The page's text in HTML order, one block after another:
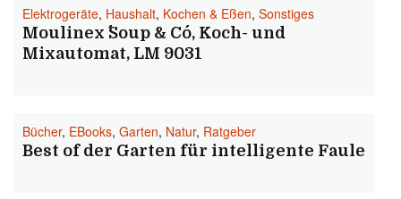
Elektrogeräte, Haushalt, Kochen & Eßen, Sonstiges
Moulinex ´´Soup & Co´´, Koch- und
Mixautomat, LM 9031
Bücher, EBooks, Garten, Natur, Ratgeber
Best of der Garten für intelligente Faule